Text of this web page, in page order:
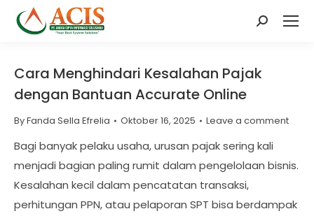
Search:
Cara Menghindari Kesalahan Pajak
dengan Bantuan Accurate Online
ByFanda Sella Efrelia Oktober 16, 2025 Leave a comment
Bagi banyak pelaku usaha, urusan pajak sering kali
menjadi bagian paling rumit dalam pengelolaan bisnis.
Kesalahan kecil dalam pencatatan transaksi,
perhitungan PPN, atau pelaporan SPT bisa berdampak